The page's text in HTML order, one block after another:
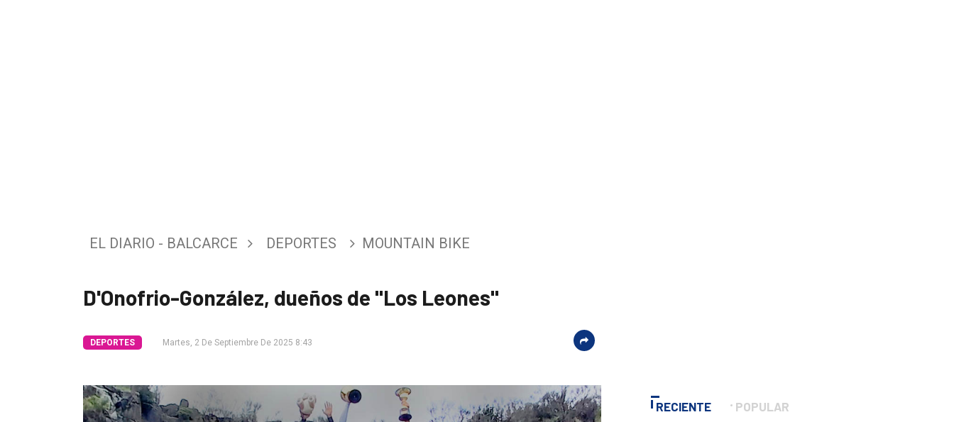
Entrevistas
Fúnebres
EL DIARIO - BALCARCE DEPORTES MOUNTAIN BIKE
D'Onofrio-González, dueños de "Los Leones"
DEPORTES Martes, 2 De Septiembre De 2025 8:43
RECIENTE POPULAR